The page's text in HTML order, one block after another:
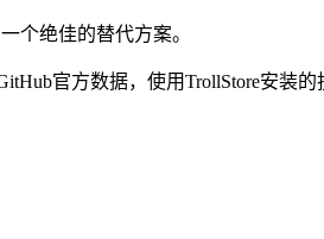
个绝佳的替代方案。
官方数据，使用TrollStore安装